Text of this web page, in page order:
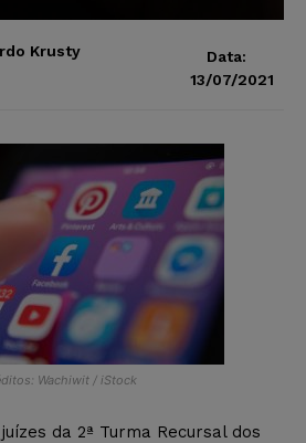
Krusty
Data:
13/07/2021
Wachiwit / iStock
da 2ª Turma Recursal dos